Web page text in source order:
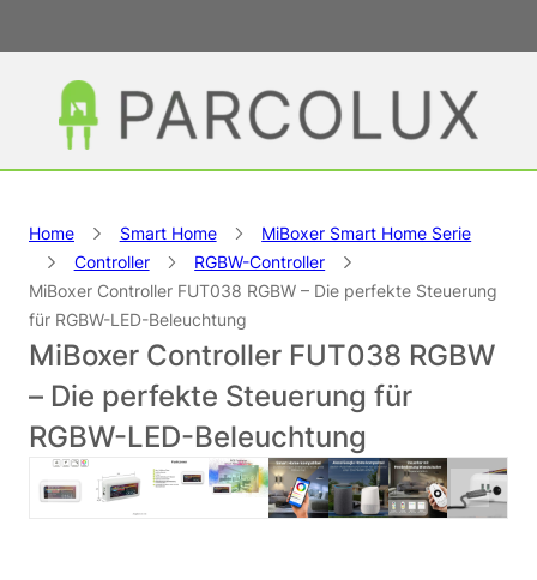
Home Smart Home
MiBoxer Smart Home Serie
Controller
RGBW-Controller
MiBoxer Controller FUT038 RGBW – Die perfekte Steuerung
für RGBW-LED-Beleuchtung
MiBoxer Controller FUT038 RGBW
– Die perfekte Steuerung für
RGBW-LED-Beleuchtung